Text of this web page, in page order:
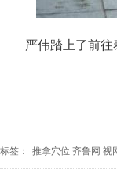
严伟踏上了前
标签： 推拿穴位 齐鲁网 视